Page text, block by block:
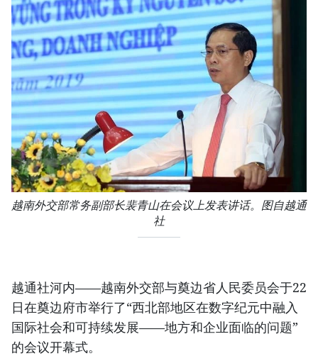
越南外交部常务副部长裴青山在会议上发表讲话。图自越通
社
越通社河内——越南外交部与奠边省人民委员会于22
日在奠边府市举行了“西北部地区在数字纪元中融入
国际社会和可持续发展——地方和企业面临的问题”
的会议开幕式。